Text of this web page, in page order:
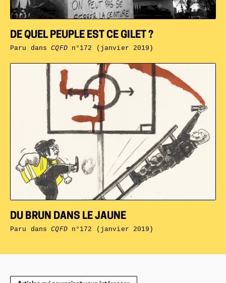
DU BRUN DANS LE JAUNE
Paru dansCQFDn°172 (janvier 2019)
DE QUEL PEUPLE EST CE GILET ?
Paru dansCQFDn°172 (janvier 2019)